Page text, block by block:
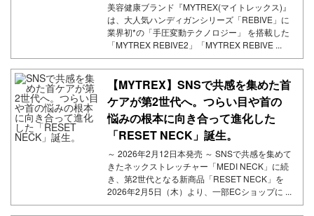
美容健康ブランド『MYTREX(マイトレックス)』
は、大人気ハンディガンシリーズ「REBIVE」に
業界初*の「手圧変動テクノロジー」 を搭載した
「MYTREX REBIVE2」「MYTREX REBIVE ...
【MYTREX】SNSで共感を集めた首
ケアが第2世代へ。つらい目や首の
悩みの根本に向き合って進化した
「RESET NECK」誕生。
～ 2026年2月12日本発売 ～ SNSで共感を集めて
きたネックストレッチャー「MEDI NECK」に続
き、第2世代となる新商品「RESET NECK」を
2026年2月5日（木）より、一部ECショップに ...